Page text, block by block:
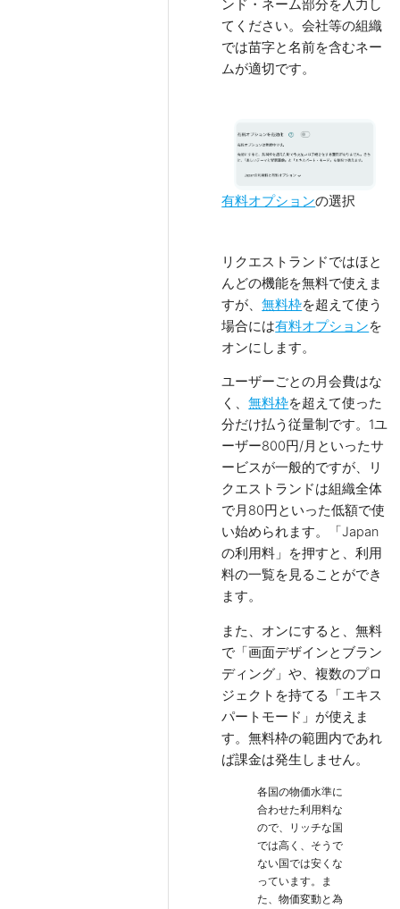
ンド・ネーム部分を入力し
てください。会社等の組織
では苗字と名前を含むネー
ムが適切です。
有料オプションの選択
リクエストランドではほと
んどの機能を無料で使えま
すが、無料枠を超えて使う
場合には有料オプションを
オンにします。
ユーザーごとの月会費はな
く、無料枠を超えて使った
分だけ払う従量制です。1ユ
ーザー800円/月といったサ
ービスが一般的ですが、リ
クエストランドは組織全体
で月80円といった低額で使
い始められます。「Japan
の利用料」を押すと、利用
料の一覧を見ることができ
ます。
また、オンにすると、無料
で「画面デザインとブラン
ディング」や、複数のプロ
ジェクトを持てる「エキス
パートモード」が使えま
す。無料枠の範囲内であれ
ば課金は発生しません。
各国の物価水準に
合わせた利用料な
ので、リッチな国
では高く、そうで
ない国では安くな
っています。ま
た、物価変動と為